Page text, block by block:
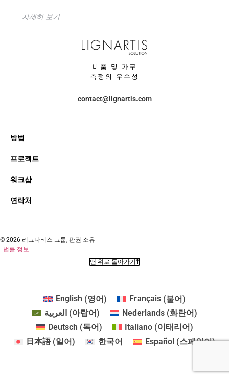
자세히 보기
비품 및 가구
측정의 우수성
contact@lignartis.com
방법
프로젝트
워크샵
연락처
© 2026 리그나티스 그룹, 판권 소유
법률 정보
맨 위로 돌아가기
English (영어) Français (불어)
العربية (아랍어) Nederlands(화란어)
Deutsch (독어) Italiano (이태리어)
日本語(일어) 한국어 Español (스페인어)